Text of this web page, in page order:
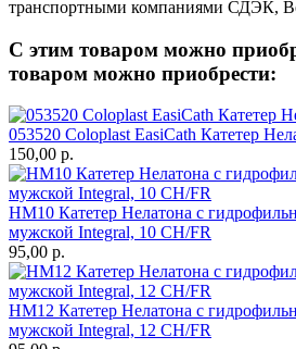
транспортными компаниями СДЭК,
С этим товаром можно
товаром можно приобрести:
053520 Coloplast EasiCath Катетер
150,00 р.
HM10 Катетер Нелатона с
мужской Integral, 10 CH/FR
95,00 р.
HM12 Катетер Нелатона с
мужской Integral, 12 CH/FR